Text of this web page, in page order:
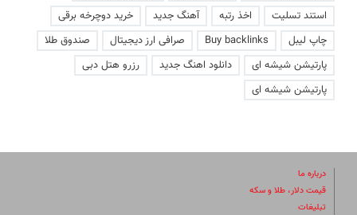
استند تسلیت
اخذ رتبه آهنگ جدید
خرید دوچرخه برقی
چاپ لیبل
Buy backlinks صرافی ارز دیجیتال
صندوق طلا
پارتیشن شیشه ای
دانلود اهنگ جدید
رزرو هتل دبی
پارتیشن شیشه ای
درباره ما
قیمت دلار، طلا و سکه
تبلیغات